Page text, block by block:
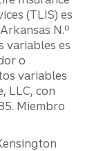
(TLIS) es
N.º
variables es
o
variables
LLC, con
Miembro